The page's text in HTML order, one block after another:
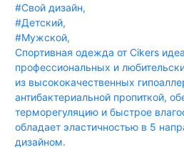
#Свой дизайн,
#Детский,
#Мужской,
Спортивная одежда от Cikers
профессиональных и
из высококачественных
антибактериальной пропиткой,
терморегуляцию и быстрое
обладает эластичностью в 5
дизайном.